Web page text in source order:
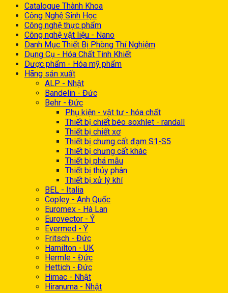
Catalogue Thành Khoa
Công Nghệ Sinh Học
Công nghệ thực phẩm
Công nghệ vật liệu - Nano
Danh Mục Thiết Bị Phòng Thí Nghiệm
Dụng Cụ - Hóa Chất Tinh Khiết
Dược phẩm - Hóa mỹ phẩm
Hãng sản xuất
ALP - Nhật
Bandelin - Đức
Behr - Đức
Phụ kiện - vật tư - hóa chất
Thiết bị chiết béo soxhlet - randall
Thiết bị chiết xơ
Thiết bị chưng cất đạm S1-S5
Thiết bị chưng cất khác
Thiết bị phá mẫu
Thiết bị thủy phân
Thiết bị xử lý khí
BEL - Italia
Copley - Anh Quốc
Euromex - Hà Lan
Eurovector - Ý
Evermed - Ý
Fritsch - Đức
Hamilton - UK
Hermle - Đức
Hettich - Đức
Himac - Nhật
Hiranuma - Nhật